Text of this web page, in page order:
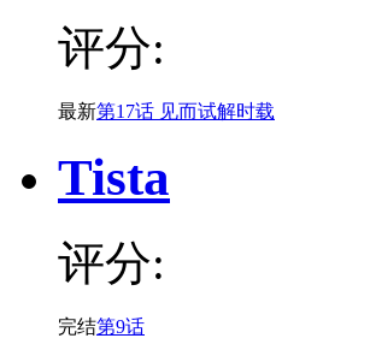
评分:
最新第17话 见而试解时载
Tista
评分:
完结第9话